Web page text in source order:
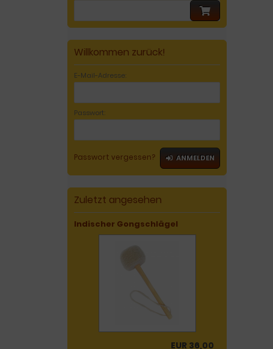
Willkommen zurück!
E-Mail-Adresse:
Passwort:
Passwort vergessen? ANMELDEN
Zuletzt angesehen
Indischer Gongschlägel
EUR 36,00